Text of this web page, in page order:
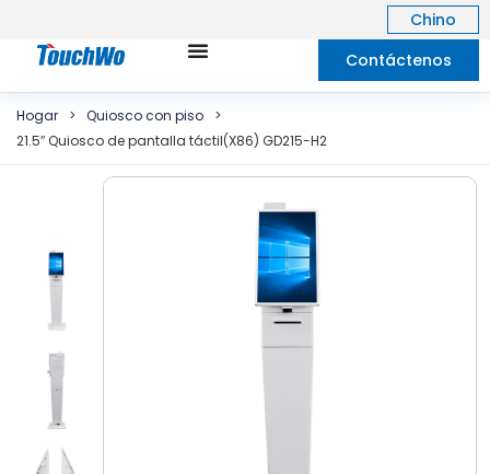
Chino
Contáctenos
Hogar > Quiosco con piso
>
21.5″ Quiosco de pantalla táctil(X86) GD215-H2